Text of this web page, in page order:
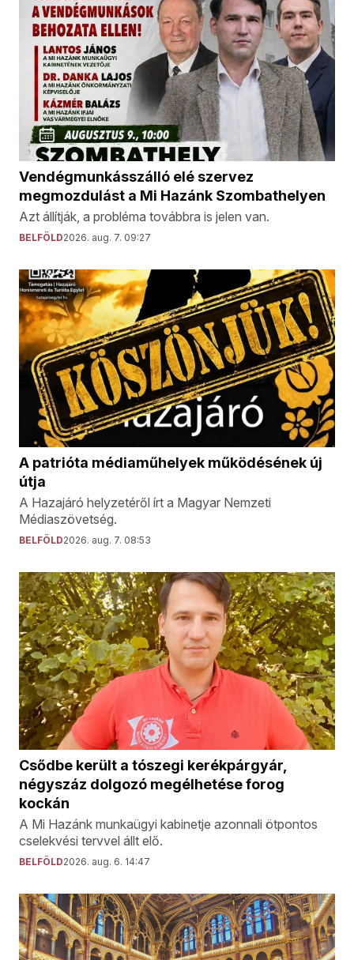
Vendégmunkásszálló elé szervez
megmozdulást a Mi Hazánk Szombathelyen
Azt állítják, a probléma továbbra is jelen van.
BELFÖLD2026. aug. 7. 09:27
A patrióta médiaműhelyek működésének új
útja
A Hazajáró helyzetéről írt a Magyar Nemzeti
Médiaszövetség.
BELFÖLD2026. aug. 7. 08:53
Csődbe került a tószegi kerékpárgyár,
négyszáz dolgozó megélhetése forog
kockán
A Mi Hazánk munkaügyi kabinetje azonnali ötpontos
cselekvési tervvel állt elő.
BELFÖLD2026. aug. 6. 14:47